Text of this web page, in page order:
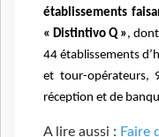
établissements
« Distintivo Q »,
44 établissements
et tour-opérateurs,
réception et de
A lire aussi : Faire